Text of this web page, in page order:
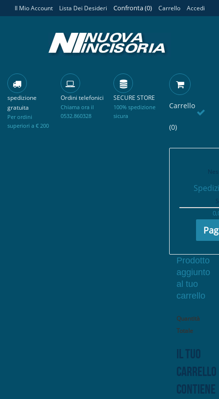
Il Mio Account Lista Dei Desideri Confronta (0) Carrello Accedi
spedizione
gratuita
Per ordini
superiori a € 200
Ordini telefonici
Chiama ora il
0532.860328
SECURE STORE
100% spedizione
sicura
Carrello
(0)
Prodotto
aggiunto
al tuo
carrello
Quantità
Totale
Il tuo
carrello
contiene